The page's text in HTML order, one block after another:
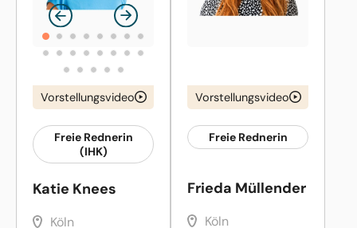
Vorstellungsvideo
Freie Rednerin
(IHK)
Katie Knees
Köln
Vorstellungsvideo
Freie Rednerin
Frieda Müllender
Köln